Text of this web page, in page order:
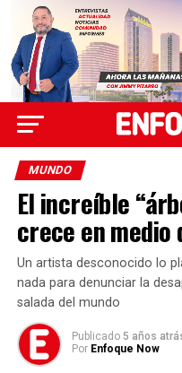
MUNDO
El increíble
crece en
Un artista desconocido lo
nada para denunciar la
salada del mundo
Publicado 5 años
Por Enfoque Now